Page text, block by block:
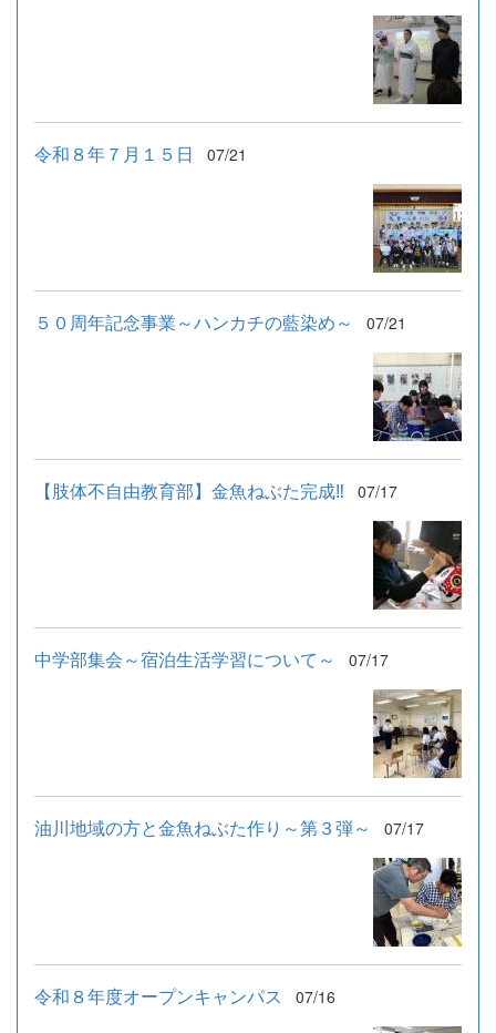
令和８年７月１５日 07/21
５０周年記念事業～ハンカチの藍染め～ 07/21
【肢体不自由教育部】金魚ねぶた完成‼ 07/17
中学部集会～宿泊生活学習について～ 07/17
油川地域の方と金魚ねぶた作り～第３弾～ 07/17
令和８年度オープンキャンパス 07/16